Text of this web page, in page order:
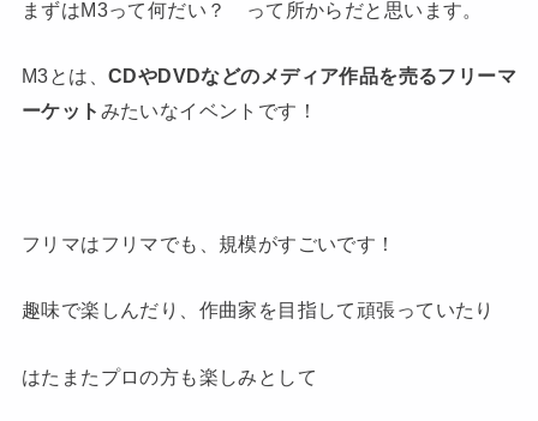
まずはM3って何だい？ って所からだと思います。
M3とは、 CDやDVDなどのメディア作品を売るフリーマ
ーケット みたいなイベントです！
フリマはフリマでも、規模がすごいです！
趣味で楽しんだり、作曲家を目指して頑張っていたり
はたまたプロの方も楽しみとして